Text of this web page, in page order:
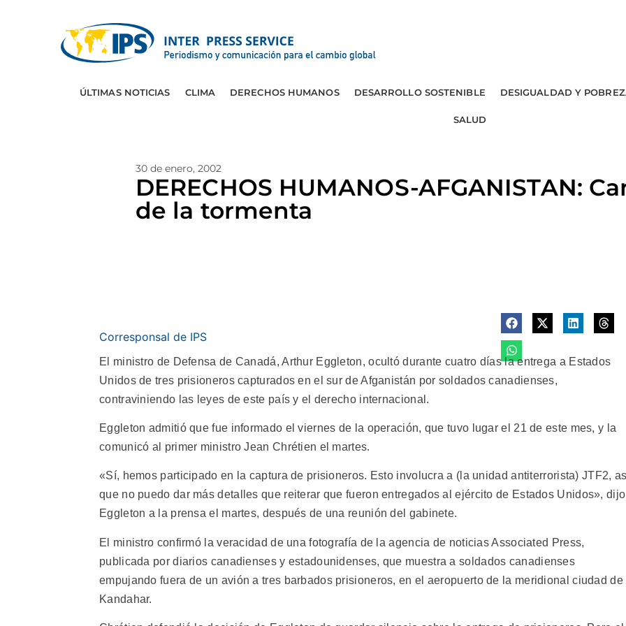
ÚLTIMAS NOTICIAS CLIMA DERECHOS HUMANOS DESARROLLO SOSTENIBLE DESIGUALDAD Y
SALUD
30 de enero, 2002
DERECHOS HUMANOS-AFGANISTAN:
de la tormenta
Corresponsal de IPS
El ministro de Defensa de Canadá, Arthur Eggleton, ocultó durante cuatro días la entrega a Estados
Unidos de tres prisioneros capturados en el sur de Afganistán por soldados canadienses,
contraviniendo las leyes de este país y el derecho internacional.
Eggleton admitió que fue informado el viernes de la operación, que tuvo lugar el 21 de este mes, y la
comunicó al primer ministro Jean Chrétien el martes.
«Sí, hemos participado en la captura de prisioneros. Esto involucra a (la unidad antiterrorista) JTF2,
que no puedo dar más detalles que reiterar que fueron entregados al ejército de Estados Unidos», dijo
Eggleton a la prensa el martes, después de una reunión del gabinete.
El ministro confirmó la veracidad de una fotografía de la agencia de noticias Associated Press,
publicada por diarios canadienses y estadounidenses, que muestra a soldados canadienses
empujando fuera de un avión a tres barbados prisioneros, en el aeropuerto de la meridional ciudad de
Kandahar.